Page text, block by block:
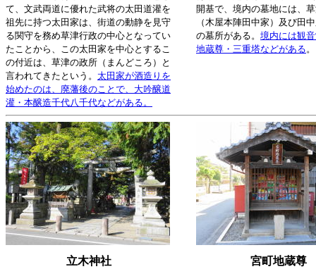
て、文武両道に優れた武将の太田道灌を
祖先に持つ太田家は、街道の動静を見守
る関守を務め草津行政の中心となってい
たことから、この太田家を中心とするこ
の付近は、草津の政所（まんどころ）と
言われてきたという。 太田家が酒造りを
始めたのは、廃藩後のことで、大吟醸道
灌・本醸造千代八千代などがある。
開基で、境内の墓地には、
（木屋本陣田中家）及び田
の墓所がある。 境内には観
地蔵尊・三重塔などがある。
立木神社 宮町地蔵尊